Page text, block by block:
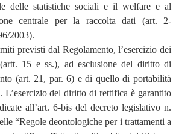
delle statistiche sociali e il welfare e al
centrale per la raccolta dati (art. 2-
2003).
previsti dal Regolamento, l’esercizio dei
15 e ss.), ad esclusione del diritto di
(art. 21, par. 6) e di quello di portabilità
L’esercizio del diritto di rettifica è garantito
all’art. 6-bis del decreto legislativo n.
“Regole deontologiche per i trattamenti a